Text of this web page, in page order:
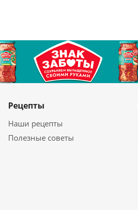
Рецепты
Наши рецепты
Полезные советы